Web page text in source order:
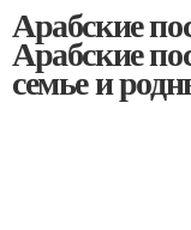
Арабские
Арабские
семье и